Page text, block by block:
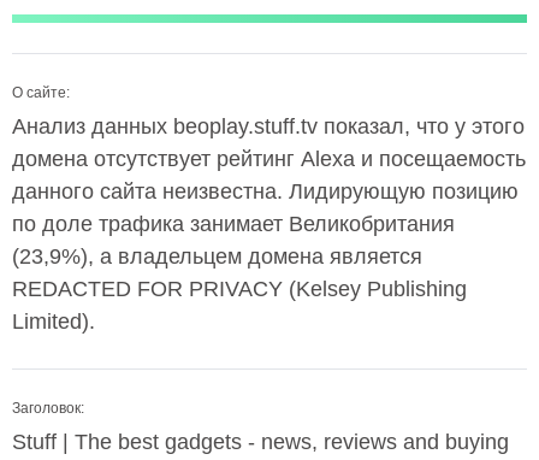
О сайте:
Анализ данных beoplay.stuff.tv показал, что у этого
домена отсутствует рейтинг Alexa и посещаемость
данного сайта неизвестна. Лидирующую позицию
по доле трафика занимает Великобритания
(23,9%), а владельцем домена является
REDACTED FOR PRIVACY (Kelsey Publishing
Limited).
Заголовок:
Stuff | The best gadgets - news, reviews and buying